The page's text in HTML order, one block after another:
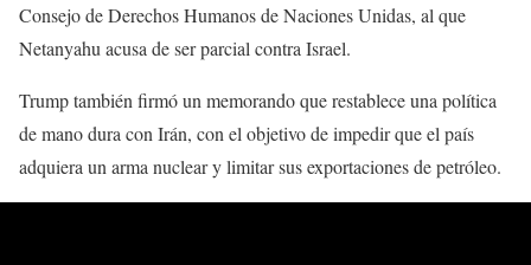
Consejo de Derechos Humanos de Naciones Unidas, al que
Netanyahu acusa de ser parcial contra Israel.
Trump también firmó un memorando que restablece una política
de mano dura con Irán, con el objetivo de impedir que el país
adquiera un arma nuclear y limitar sus exportaciones de petróleo.